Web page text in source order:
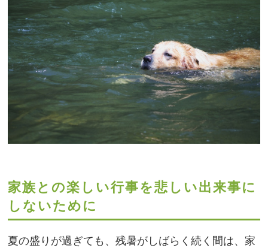
家族との楽しい行事を悲しい出来事に
しないために
夏の盛りが過ぎても、残暑がしばらく続く間は、家